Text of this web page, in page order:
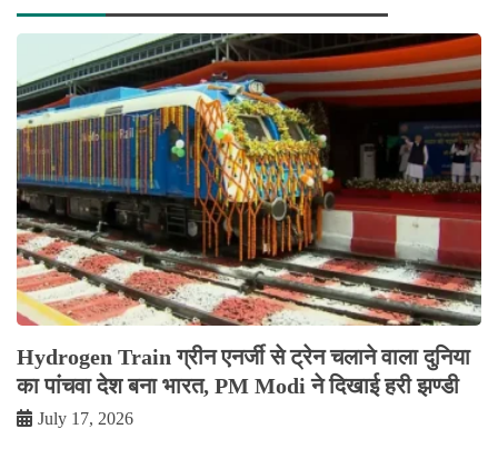
Hydrogen Train ग्रीन एनर्जी से ट्रेन चलाने वाला दुनिया
का पांचवा देश बना भारत, PM Modi ने दिखाई हरी झण्डी
July 17, 2026